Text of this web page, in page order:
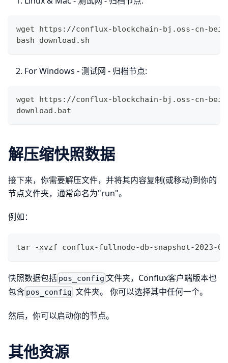
wget https://conflux-blockchain-bj.oss-cn-
bash download.sh
For Windows - 测试网 - 归档节点:
wget https://conflux-blockchain-bj.oss-cn-
download.bat
解压缩快照数据
接下来，你需要解压文件，并将其内容复制(或移动)到你的
节点文件夹，通常命名为"run"。
例如：
tar -xvzf conflux-fullnode-db-snapshot-2023-
快照数据包括 pos_config 文件夹，Conflux客户端版本也
包含 pos_config 文件夹。 你可以选择其中任何一个。
然后，你可以启动你的节点。
其他资源